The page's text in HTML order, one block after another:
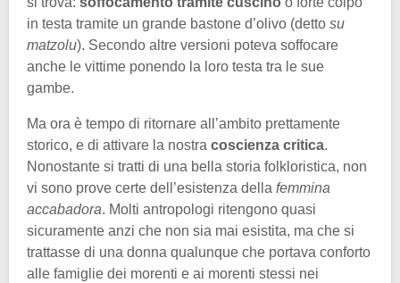
in testa tramite un grande bastone d’olivo (detto su
matzolu). Secondo altre versioni poteva soffocare
anche le vittime ponendo la loro testa tra le sue
gambe.
Ma ora è tempo di ritornare all’ambito prettamente
storico, e di attivare la nostra coscienza critica.
Nonostante si tratti di una bella storia folkloristica, non
vi sono prove certe dell’esistenza della femmina
accabadora. Molti antropologi ritengono quasi
sicuramente anzi che non sia mai esistita, ma che si
trattasse di una donna qualunque che portava conforto
alle famiglie dei morenti e ai morenti stessi nei